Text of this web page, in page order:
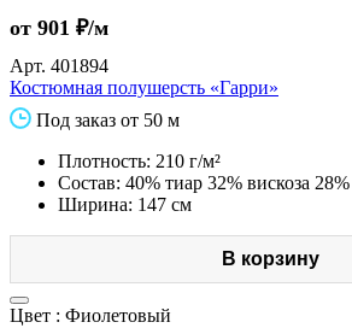
от 901 ₽/м
Арт. 401894
Костюмная полушерсть «Гарри»
Под заказ от 50 м
Плотность: 210 г/м²
Состав: 40% тиар 32% вискоза
Ширина: 147 см
В корзину
Цвет : Фиолетовый